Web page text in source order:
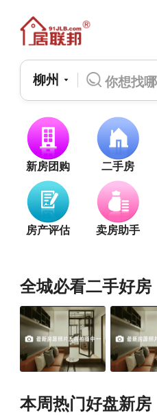
柳州
新房团购 二手房
房产评估 卖房助手
全城必看二手好房
本周热门好盘新房